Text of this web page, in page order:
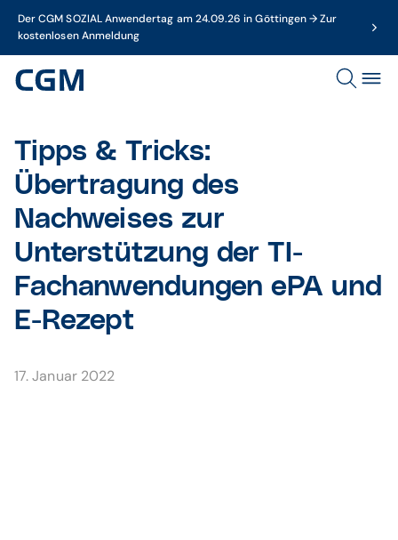
Der CGM SOZIAL Anwendertag am 24.09.26 in Göttingen → Zur
kostenlosen Anmeldung
Tipps & Tricks:
Übertragung des
Nachweises zur
Unterstützung der TI-
Fachanwendungen ePA und
E-Rezept
17. Januar 2022